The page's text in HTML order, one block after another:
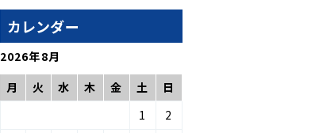
カレンダー
2026年8月
月
火 水 木 金 土
日
1
2